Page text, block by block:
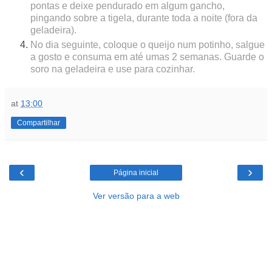
pontas e deixe pendurado em algum gancho,
pingando sobre a tigela, durante toda a noite (fora da
geladeira).
No dia seguinte, coloque o queijo num potinho, salgue
a gosto e consuma em até umas 2 semanas. Guarde o
soro na geladeira e use para cozinhar.
at 13:00
Compartilhar
‹ ›
Página inicial
Ver versão para a web